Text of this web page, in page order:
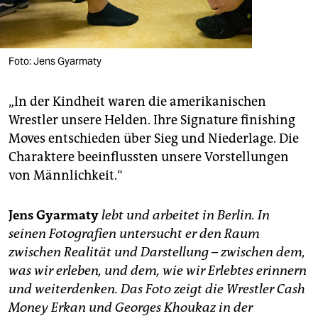
Foto: Jens Gyarmaty
„In der Kindheit waren die amerikanischen
Wrestler unsere Helden. Ihre Signature finishing
Moves entschieden über Sieg und Niederlage. Die
Charaktere beeinflussten unsere Vorstellungen
von Männlichkeit.“
Jens Gyarmatylebt und arbeitet in Berlin. In
seinen Fotografien untersucht er den Raum
zwischen Realität und Darstellung – zwischen dem,
was wir erleben, und dem, wie wir Erlebtes erinnern
und weiterdenken. Das Foto zeigt die Wrestler Cash
Money Erkan und Georges Khoukaz in der